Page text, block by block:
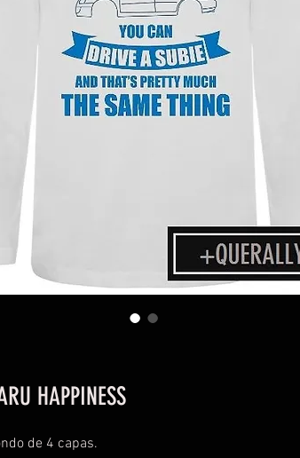
HAPPINESS
de 4 capas.